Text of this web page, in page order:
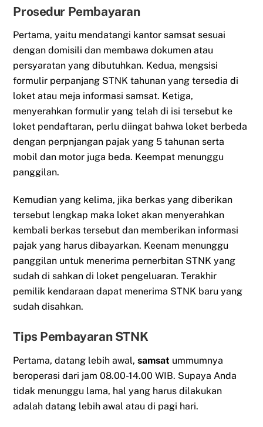
Prosedur Pembayaran
Pertama, yaitu mendatangi kantor samsat sesuai
dengan domisili dan membawa dokumen atau
persyaratan yang dibutuhkan. Kedua, mengsisi
formulir perpanjang STNK tahunan yang tersedia di
loket atau meja informasi samsat. Ketiga,
menyerahkan formulir yang telah di isi tersebut ke
loket pendaftaran, perlu diingat bahwa loket berbeda
dengan perpnjangan pajak yang 5 tahunan serta
mobil dan motor juga beda. Keempat menunggu
panggilan.
Kemudian yang kelima, jika berkas yang diberikan
tersebut lengkap maka loket akan menyerahkan
kembali berkas tersebut dan memberikan informasi
pajak yang harus dibayarkan. Keenam menunggu
panggilan untuk menerima pernerbitan STNK yang
sudah di sahkan di loket pengeluaran. Terakhir
pemilik kendaraan dapat menerima STNK baru yang
sudah disahkan.
Tips Pembayaran STNK
Pertama, datang lebih awal,samsat ummumnya
beroperasi dari jam 08.00-14.00 WIB. Supaya Anda
tidak menunggu lama, hal yang harus dilakukan
adalah datang lebih awal atau di pagi hari.